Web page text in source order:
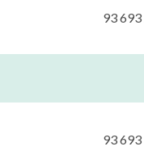
93
93